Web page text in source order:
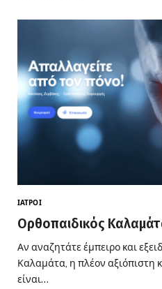
ΙΑΤΡΟΊ
Ορθοπαιδικός
Αν αναζητάτε έμπειρο και
Καλαμάτα, η πλέον αξιόπιστη
είναι…